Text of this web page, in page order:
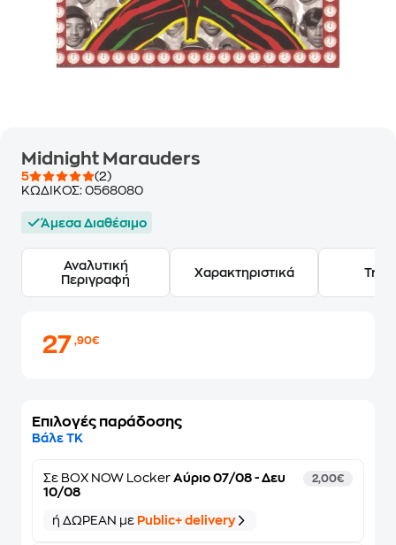
Midnight Marauders
5
(2)
ΚΩΔΙΚΟΣ: 0568080
Άμεσα Διαθέσιμο
Αναλυτική
Περιγραφή
Χαρακτηριστικά
27,90€
Επιλογές παράδοσης
Βάλε ΤΚ
Σε BOX NOW Locker Αύριο 07/08 - Δευ
10/08
2,00€
ή ΔΩΡΕΑΝ με Public+ delivery